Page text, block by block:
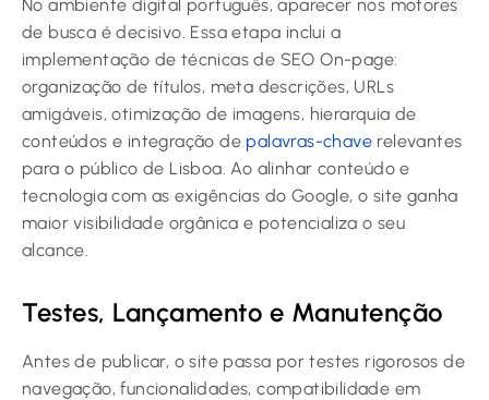
No ambiente digital português, aparecer nos motores
de busca é decisivo. Essa etapa inclui a
implementação de técnicas de SEO On-page:
organização de títulos, meta descrições, URLs
amigáveis, otimização de imagens, hierarquia de
conteúdos e integração de palavras-chave relevantes
para o público de Lisboa. Ao alinhar conteúdo e
tecnologia com as exigências do Google, o site ganha
maior visibilidade orgânica e potencializa o seu
alcance.
Testes, Lançamento e Manutenção
Antes de publicar, o site passa por testes rigorosos de
navegação, funcionalidades, compatibilidade em